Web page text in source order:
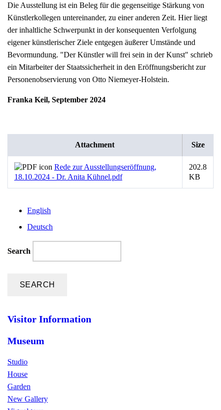
Die Ausstellung ist ein Beleg für die gegenseitige Stärkung von
Künstlerkollegen untereinander, zu einer anderen Zeit. Hier liegt
der inhaltliche Schwerpunkt in der konsequenten Verfolgung
eigener künstlerischer Ziele entgegen äußerer Umstände und
Bevormundung. "Der Künstler will frei sein in der Kunst" schrieb
ein Mitarbeiter der Staatssicherheit in den Eröffnungsbericht zur
Personenobservierung von Otto Niemeyer-Holstein.
Franka Keil, September 2024
Attachment Size
Rede zur Ausstellungseröffnung,
18.10.2024 - Dr. Anita Kühnel.pdf
202.8
KB
English
Deutsch
Search
Visitor Information
Museum
Studio
House
Garden
New Gallery